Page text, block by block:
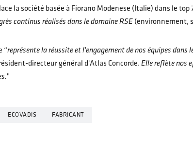
la société basée à Fiorano Modenese (Italie) dans le
continus réalisés dans le domaine RSE (environnement,
“représente la réussite et l'engagement de nos équipes dans
directeur général d'Atlas Concorde. Elle reflète nos
"
ECOVADIS FABRICANT